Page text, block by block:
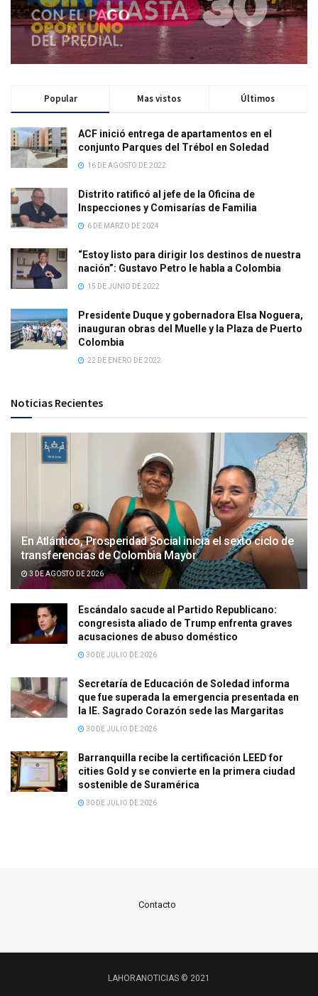
Popular Mas vistos Últimos
ACF inició entrega de apartamentos en el
conjunto Parques del Trébol en Soledad
16 DE AGOSTO DE 2022
Distrito ratificó al jefe de la Oficina de
Inspecciones y Comisarías de Familia
6 DE MARZO DE 2024
“Estoy listo para dirigir los destinos de nuestra
nación”: Gustavo Petro le habla a Colombia
15 DE JUNIO DE 2022
Presidente Duque y gobernadora Elsa Noguera,
inauguran obras del Muelle y la Plaza de Puerto
Colombia
22 DE ENERO DE 2022
Noticias Recientes
En Atlántico, Prosperidad Social inicia el sexto ciclo de
transferencias de Colombia Mayor
3 DE AGOSTO DE 2026
Escándalo sacude al Partido Republicano:
congresista aliado de Trump enfrenta graves
acusaciones de abuso doméstico
30 DE JULIO DE 2026
Secretaría de Educación de Soledad informa
que fue superada la emergencia presentada en
la IE. Sagrado Corazón sede las Margaritas
30 DE JULIO DE 2026
Barranquilla recibe la certificación LEED for
cities Gold y se convierte en la primera ciudad
sostenible de Suramérica
30 DE JULIO DE 2026
Contacto
LAHORANOTICIAS © 2021